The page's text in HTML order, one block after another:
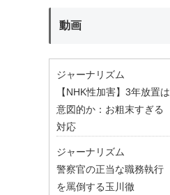
動画
ジャーナリズム
【NHK性加害】3年放置は
意図的か：お粗末すぎる
対応
ジャーナリズム
警察官の正当な職務執行
を罵倒する玉川徹